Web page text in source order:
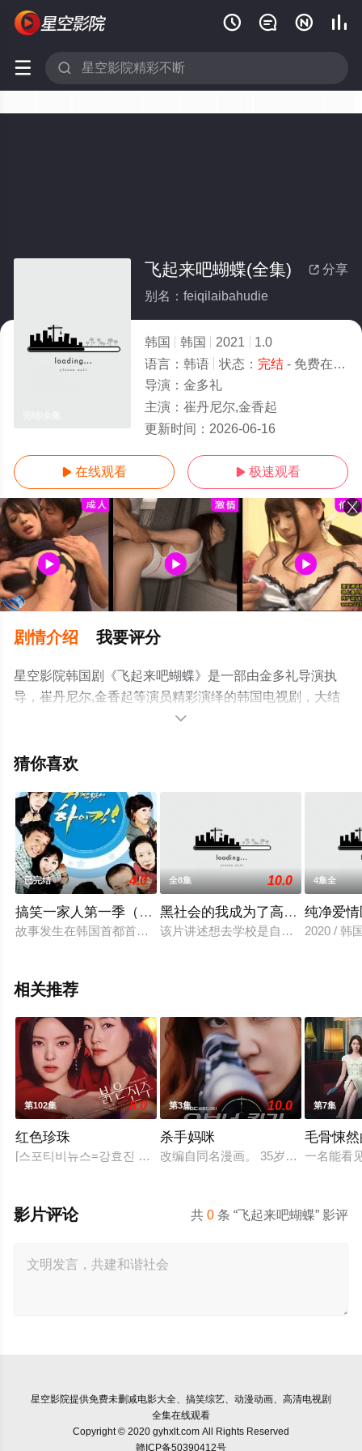
   
 
 分享
飞起来吧蝴蝶(全集)
别名：feiqilaibahudie
韩国 韩国 2021
1.0
语言： 韩语 状态： 完结- 免费在线观看
导演： 金多礼
主演： 崔丹尼尔,金香起
更新时间： 2026-06-16
 在线观看  极速观看
剧情介绍 我要评分
星空影院韩国剧《飞起来吧蝴蝶》是一部由金多礼导演执
导，崔丹尼尔,金香起等演员精彩演绎的韩国电视剧，大结
局剧情已揭晓（完结），手机免费观看高清无删减完整版
更多剧情信息可移步至豆瓣电视剧、电视猫或剧情网等平

猜你喜欢
已完结 4.0
搞笑一家人第一季（普通话）
故事发生在韩国首都首尔的黑石洞李顺财一家，儿子李民永（
全8集 10.0
黑社会的我成为了高中生
该片讲述想去学校是自己毕生心愿的
4集全
纯净爱
2020 / 韩
相关推荐
第102集 8.0
红色珍珠
[스포티비뉴스=강효진 기자] 배우 박진희가 본격 컴백 활동에
第3集 10.0
杀手妈咪
改编自同名漫画。 35岁的俞宝娜过
第7集
毛骨悚
一名能看
共0 条 “飞起来吧蝴蝶” 影评
影片评论
星空影院提供免费未删减电影大全、搞笑综艺、动漫动画、高清电视剧
全集在线观看
Copyright © 2020 gyhxlt.com All Rights Reserved
赣ICP备50390412号